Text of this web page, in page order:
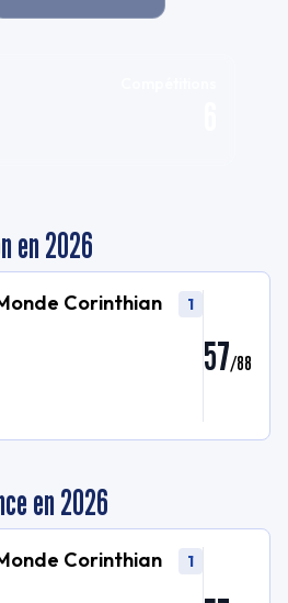
en 2026
Corinthian
1
57/88
en 2026
Corinthian
1